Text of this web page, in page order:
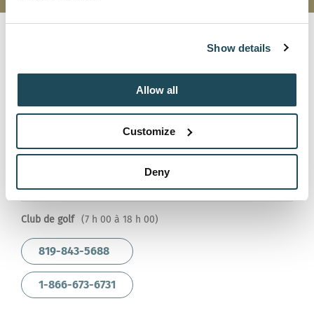
Show details
Allow all
Customize
Deny
819-843-6548
1-866-673-6731
Club de golf (7 h 00 à 18 h 00)
819-843-5688
1-866-673-6731